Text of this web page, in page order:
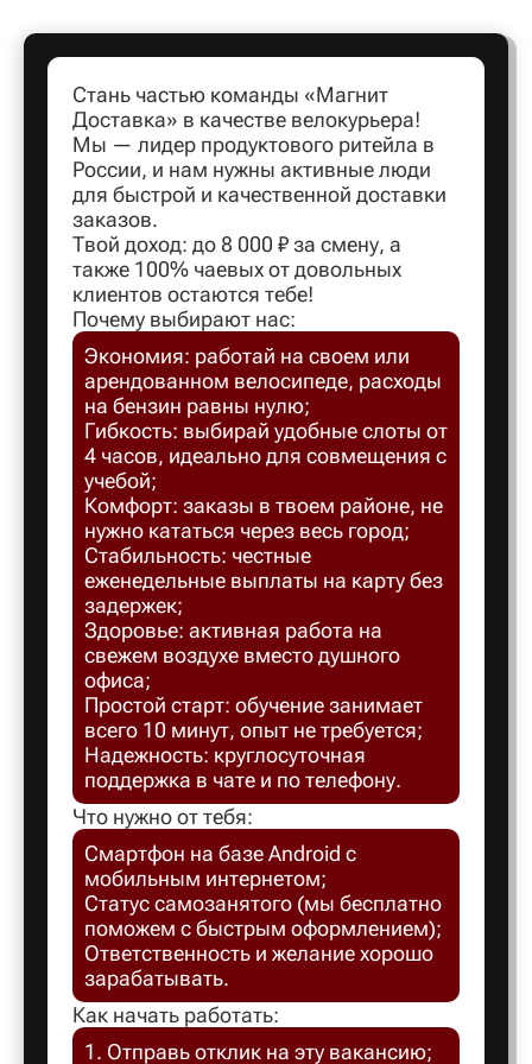
Артем
Ачинск
Балаково
Балахна
Барнаул
Безенчук
Белая
Стань частью команды «Магнит
Доставка» в качестве велокурьера!
Мы — лидер продуктового ритейла в
России, и нам нужны активные люди
для быстрой и качественной доставки
заказов.
Твой доход: до 8 000 ₽ за смену, а
также 100% чаевых от довольных
клиентов остаются тебе!
Почему выбирают нас:
Экономия: работай на своем или
арендованном велосипеде, расходы
на бензин равны нулю;
Гибкость: выбирай удобные слоты от
4 часов, идеально для совмещения с
учебой;
Комфорт: заказы в твоем районе, не
нужно кататься через весь город;
Стабильность: честные
еженедельные выплаты на карту без
задержек;
Здоровье: активная работа на
свежем воздухе вместо душного
офиса;
Простой старт: обучение занимает
всего 10 минут, опыт не требуется;
Надежность: круглосуточная
поддержка в чате и по телефону.
Что нужно от тебя:
Смартфон на базе Android с
мобильным интернетом;
Статус самозанятого (мы бесплатно
поможем с быстрым оформлением);
Ответственность и желание хорошо
зарабатывать.
Как начать работать:
1. Отправь отклик на эту вакансию;